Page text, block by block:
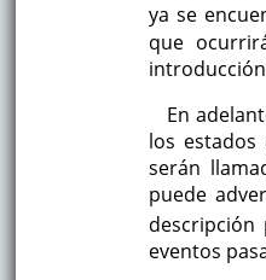
ya se
que
En
los
serán
puede
descripción
eventos